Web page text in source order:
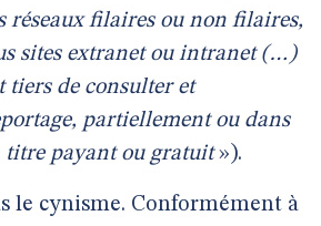
réseaux filaires ou non filaires,
sites extranet ou intranet (…)
tiers de consulter et
partiellement ou dans
titre payant ou gratuit»).
le cynisme. Conformément à